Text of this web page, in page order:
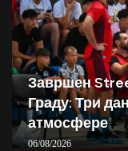
Завршен
Граду: Три
атмосфере
06/08/2026